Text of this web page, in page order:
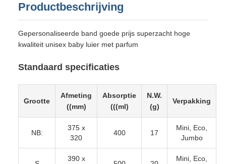
Productbeschrijving
Gepersonaliseerde band goede prijs superzacht hoge
kwaliteit unisex baby luier met parfum
Standaard specificaties
Grootte
Afmeting
((mm)
Absorptie
(((ml)
N.W.
(g)
Verpakking
NB:
375 x
320
400 17
Mini, Eco,
Jumbo
390 x
Mini, Eco,